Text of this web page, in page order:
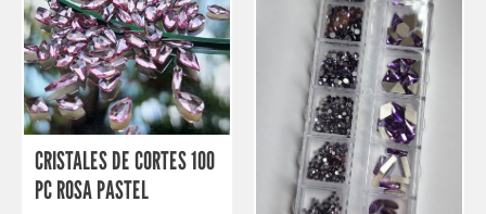
CRISTALES DE CORTES 100
PC ROSA PASTEL